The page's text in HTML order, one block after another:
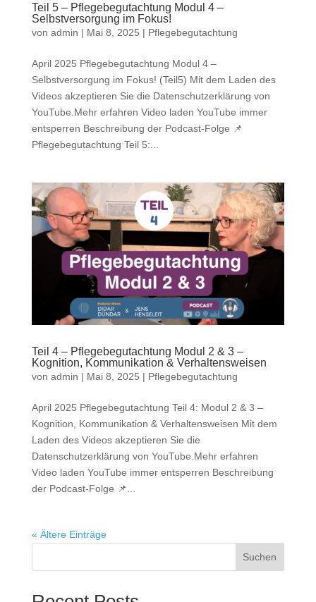
Teil 5 – Pflegebegutachtung Modul 4 –
Selbstversorgung im Fokus!
von admin | Mai 8, 2025 | Pflegebegutachtung
April 2025 Pflegebegutachtung Modul 4 –
Selbstversorgung im Fokus! (Teil5) Mit dem Laden des
Videos akzeptieren Sie die Datenschutzerklärung von
YouTube.Mehr erfahren Video laden YouTube immer
entsperren Beschreibung der Podcast-Folge 📌
Pflegebegutachtung Teil 5:...
Teil 4 – Pflegebegutachtung Modul 2 & 3 –
Kognition, Kommunikation & Verhaltensweisen
von admin | Mai 8, 2025 | Pflegebegutachtung
April 2025 Pflegebegutachtung Teil 4: Modul 2 & 3 –
Kognition, Kommunikation & Verhaltensweisen Mit dem
Laden des Videos akzeptieren Sie die
Datenschutzerklärung von YouTube.Mehr erfahren
Video laden YouTube immer entsperren Beschreibung
der Podcast-Folge 📌...
« Ältere Einträge
Suchen